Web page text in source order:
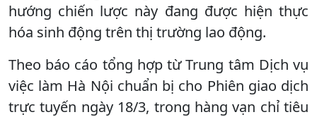
hướng chiến lược này đang được hiện thực
hóa sinh động trên thị trường lao động.
​Theo báo cáo tổng hợp từ Trung tâm Dịch vụ
việc làm Hà Nội chuẩn bị cho Phiên giao dịch
trực tuyến ngày 18/3, trong hàng vạn chỉ tiêu